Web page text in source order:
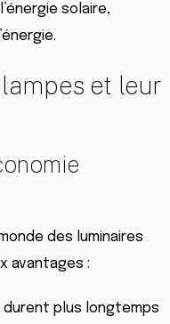
solaire,
et leur
des luminaires
avantages :
durent plus longtemps